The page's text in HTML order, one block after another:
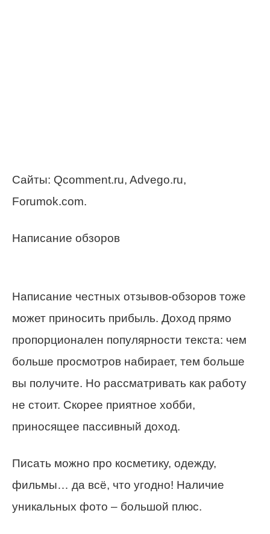
Сайты: Qcomment.ru, Advego.ru,
Forumok.com.
Написание обзоров
Написание честных отзывов-обзоров тоже
может приносить прибыль. Доход прямо
пропорционален популярности текста: чем
больше просмотров набирает, тем больше
вы получите. Но рассматривать как работу
не стоит. Скорее приятное хобби,
приносящее пассивный доход.
Писать можно про косметику, одежду,
фильмы… да всё, что угодно! Наличие
уникальных фото – большой плюс.